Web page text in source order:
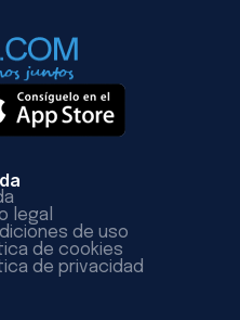
legal
de uso
de cookies
de privacidad